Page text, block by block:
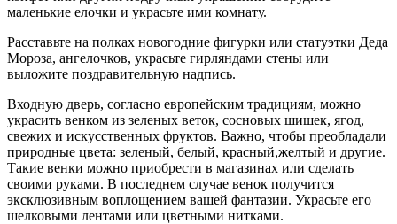
маленькие елочки и украсьте ими комнату.
Расставьте на полках новогодние фигурки или статуэтки Деда
Мороза, ангелочков, украсьте гирляндами стены или
выложите поздравительную надпись.
Входную дверь, согласно европейским традициям, можно
украсить венком из зеленых веток, сосновых шишек, ягод,
свежих и искусственных фруктов. Важно, чтобы преобладали
природные цвета: зеленый, белый, красный,желтый и другие.
Такие венки можно приобрести в магазинах или сделать
своими руками. В последнем случае венок получится
эксклюзивным воплощением вашей фантазии. Украсьте его
шелковыми лентами или цветными нитками.